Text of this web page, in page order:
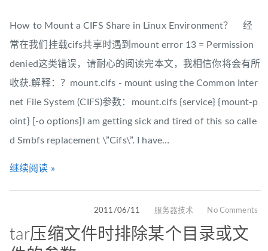
How to Mount a CIFS Share in Linux Environment？ 经
常在我们挂载cifs共享时遇到mount error 13 = Permission
denied这类错误，请耐心的阅读完本文，我相信你将会有所
收获.解释：？mount.cifs - mount using the Common Inter
net File System (CIFS)参数：mount.cifs {service} {mount-p
oint} [-o options]I am getting sick and tired of this so calle
d Smbfs replacement \”Cifs\”. I have…
继续阅读 »
2011/06/11 服务器技术 No Comments
tar压缩文件时排除某个目录或文